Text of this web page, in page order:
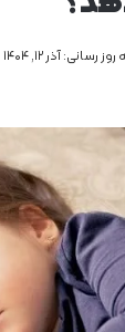
رسانی: آذر ۱۲, ۱۴۰۴